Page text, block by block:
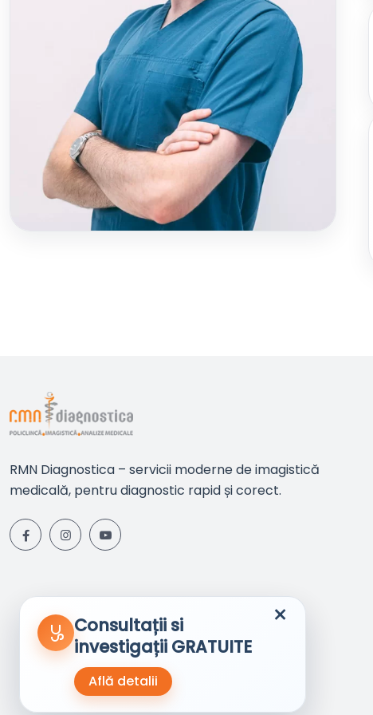
RMN Diagnostica – servicii moderne de imagistică
medicală, pentru diagnostic rapid și corect.
×
Consultații si
investigații GRATUITE
Află detalii